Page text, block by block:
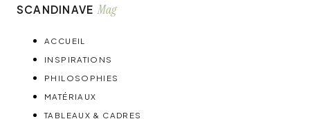
SCANDINAVE Mag
ACCUEIL
INSPIRATIONS
PHILOSOPHIES
MATÉRIAUX
TABLEAUX & CADRES